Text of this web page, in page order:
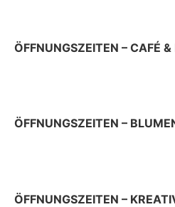
ÖFFNUNGSZEITEN – CAFÉ &
ÖFFNUNGSZEITEN –
ÖFFNUNGSZEITEN –